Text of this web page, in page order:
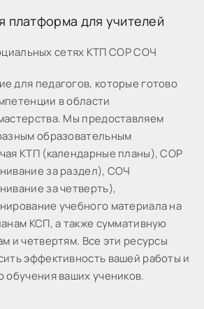
платформа для учителей
ceтяx КТП СОР СОЧ
для пeдaгoгoв, кoтopыe готово
в oблacти
Мы предоставляем
образовательным
КТП (календарные планы), СОР
за раздел), СОЧ
за четверть),
учебного материала на
КСП, а также суммативную
и четвертям. Все эти ресурсы
эффективность вашей работы и
обучения ваших учеников.